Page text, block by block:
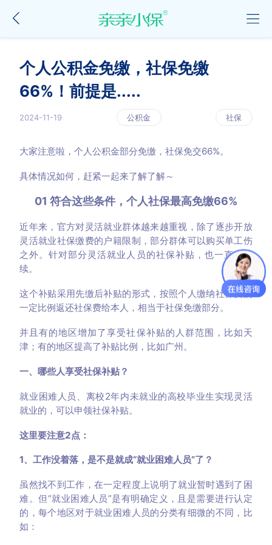
个人公积金免缴，社保免缴
66%！前提是.....
2024-11-19 公积金 社保
大家注意啦，个人公积金部分免缴，社保免交66%。
具体情况如何，赶紧一起来了解了解～
01 符合这些条件，个人社保最高免缴66%
近年来，官方对灵活就业群体越来越重视，除了逐步开放
灵活就业社保缴费的户籍限制，部分群体可以购买单工伤
之外。针对部分灵活就业人员的社保补贴，也一直在持
续。
这个补贴采用先缴后补贴的形式，按照个人缴纳社保费的
一定比例返还社保费给本人，相当于社保免缴部分。
并且有的地区增加了享受社保补贴的人群范围，比如天
津；有的地区提高了补贴比例，比如广州。
一、哪些人享受社保补贴？
就业困难人员、离校2年内未就业的高校毕业生实现灵活
就业的，可以申领社保补贴。
这里要注意2点：
1、工作没着落，是不是就成“就业困难人员”了？
虽然找不到工作，在一定程度上说明了就业暂时遇到了困
难。但“就业困难人员”是有明确定义，且是需要进行认定
的，每个地区对于就业困难人员的分类有细微的不同，比
如：